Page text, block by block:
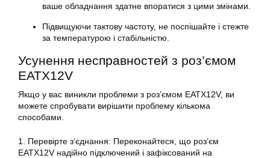
ваше обладнання здатне впоратися з цими змінами.
Підвищуючи тактову частоту, не поспішайте і стежте
за температурою і стабільністю.
Усунення несправностей з роз’ємом
EATX12V
Якщо у вас виникли проблеми з роз’ємом EATX12V, ви
можете спробувати вирішити проблему кількома
способами.
1. Перевірте з’єднання: Переконайтеся, що роз’єм
EATX12Vнадійно підключений і зафіксований на